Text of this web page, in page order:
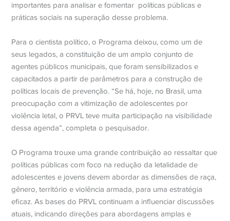
importantes para analisar e fomentar políticas públicas e
práticas sociais na superação desse problema.
Para o cientista político, o Programa deixou, como um de
seus legados, a constituição de um amplo conjunto de
agentes públicos municipais, que foram sensibilizados e
capacitados a partir de parâmetros para a construção de
políticas locais de prevenção. “Se há, hoje, no Brasil, uma
preocupação com a vitimização de adolescentes por
violência letal, o PRVL teve muita participação na visibilidade
dessa agenda”, completa o pesquisador.
O Programa trouxe uma grande contribuição ao ressaltar que
políticas públicas com foco na redução da letalidade de
adolescentes e jovens devem abordar as dimensões de raça,
gênero, território e violência armada, para uma estratégia
eficaz. As bases do PRVL continuam a influenciar discussões
atuais, indicando direções para abordagens amplas e